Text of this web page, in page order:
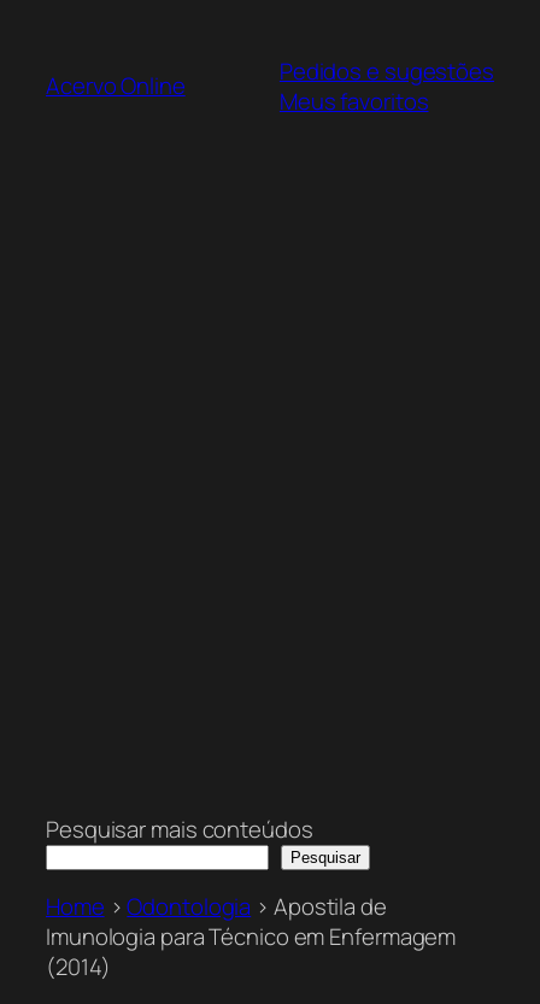
Acervo Online
Pedidos e sugestões
Meus favoritos
Pesquisar mais conteúdos
Pesquisar
Home >Odontologia > Apostila de
Imunologia para Técnico em Enfermagem
(2014)